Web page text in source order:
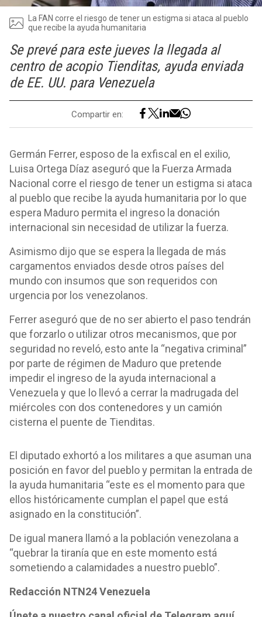
La FAN corre el riesgo de tener un estigma si ataca al pueblo
que recibe la ayuda humanitaria
Se prevé para este jueves la llegada al
centro de acopio Tienditas, ayuda enviada
de EE. UU. para Venezuela
Compartir en:
Germán Ferrer, esposo de la exfiscal en el exilio,
Luisa Ortega Díaz aseguró que la Fuerza Armada
Nacional corre el riesgo de tener un estigma si ataca
al pueblo que recibe la ayuda humanitaria por lo que
espera Maduro permita el ingreso la donación
internacional sin necesidad de utilizar la fuerza.
Asimismo dijo que se espera la llegada de más
cargamentos enviados desde otros países del
mundo con insumos que son requeridos con
urgencia por los venezolanos.
Ferrer aseguró que de no ser abierto el paso tendrán
que forzarlo o utilizar otros mecanismos, que por
seguridad no reveló, esto ante la “negativa criminal”
por parte de régimen de Maduro que pretende
impedir el ingreso de la ayuda internacional a
Venezuela y que lo llevó a cerrar la madrugada del
miércoles con dos contenedores y un camión
cisterna el puente de Tienditas.
El diputado exhortó a los militares a que asuman una
posición en favor del pueblo y permitan la entrada de
la ayuda humanitaria “este es el momento para que
ellos históricamente cumplan el papel que está
asignado en la constitución”.
De igual manera llamó a la población venezolana a
“quebrar la tiranía que en este momento está
sometiendo a calamidades a nuestro pueblo”.
Redacción NTN24 Venezuela